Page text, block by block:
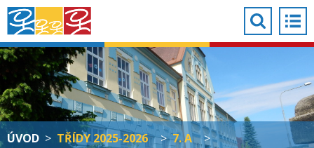
ÚVOD > TŘÍDY 2025-2026 > 7. A
>